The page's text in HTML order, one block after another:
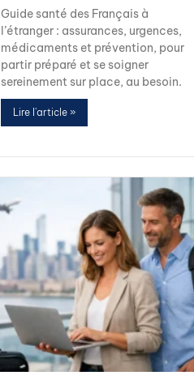
Guide santé des Français à
l’étranger : assurances, urgences,
médicaments et prévention, pour
partir préparé et se soigner
sereinement sur place, au besoin.
Lire l'article »